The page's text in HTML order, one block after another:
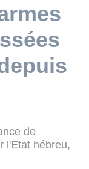
de
l'Etat hébreu,